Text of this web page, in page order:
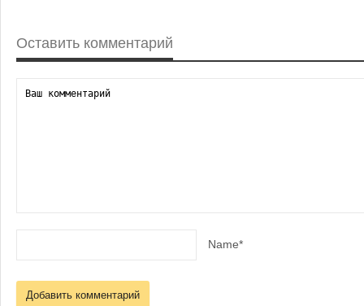
Оставить комментарий
Name*